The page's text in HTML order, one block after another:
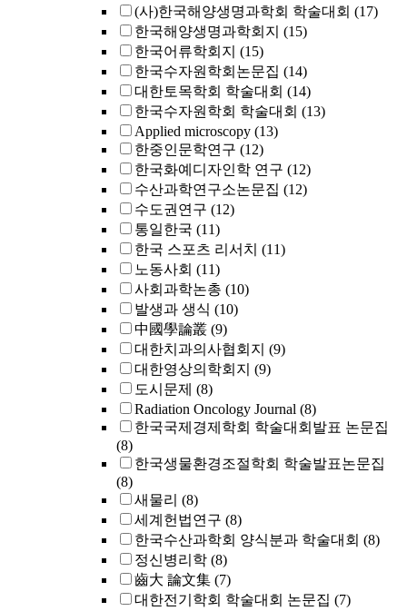
(사)한국해양생명과학회 학술대회 (17)
한국해양생명과학회지 (15)
한국어류학회지 (15)
한국수자원학회논문집 (14)
대한토목학회 학술대회 (14)
한국수자원학회 학술대회 (13)
Applied microscopy (13)
한중인문학연구 (12)
한국화예디자인학 연구 (12)
수산과학연구소논문집 (12)
수도권연구 (12)
통일한국 (11)
한국 스포츠 리서치 (11)
노동사회 (11)
사회과학논총 (10)
발생과 생식 (10)
中國學論叢 (9)
대한치과의사협회지 (9)
대한영상의학회지 (9)
도시문제 (8)
Radiation Oncology Journal (8)
한국국제경제학회 학술대회발표 논문집
(8)
한국생물환경조절학회 학술발표논문집
(8)
새물리 (8)
세계헌법연구 (8)
한국수산과학회 양식분과 학술대회 (8)
정신병리학 (8)
齒大 論文集 (7)
대한전기학회 학술대회 논문집 (7)